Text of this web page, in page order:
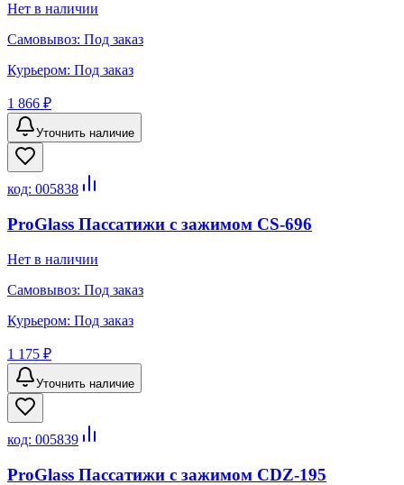
Нет в наличии
Самовывоз: Под заказ
Курьером: Под заказ
1 866 ₽
Уточнить наличие
код: 005838
ProGlass Пассатижи с зажимом CS-696
Нет в наличии
Самовывоз: Под заказ
Курьером: Под заказ
1 175 ₽
Уточнить наличие
код: 005839
ProGlass Пассатижи c зажимом CDZ-195